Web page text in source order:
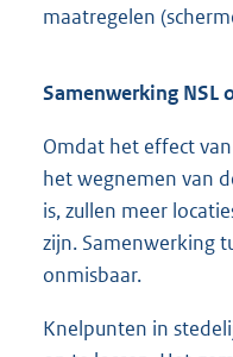
maatregelen
Samenwerking NSL
Omdat het effect
het wegnemen van
is, zullen meer
zijn. Samenwerking
onmisbaar.
Knelpunten in